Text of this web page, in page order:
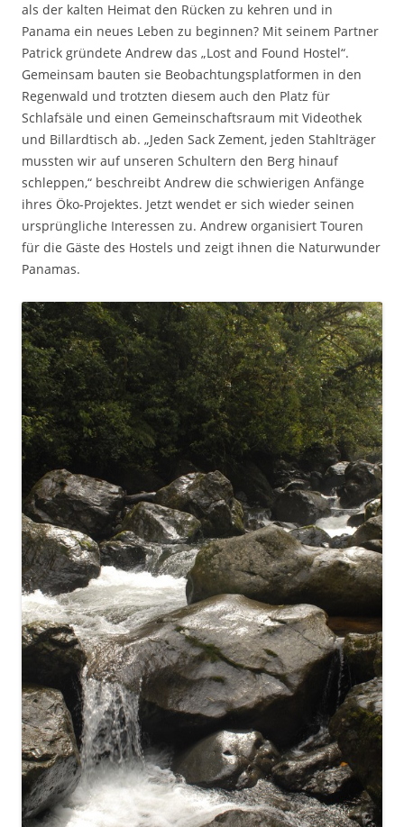
als der kalten Heimat den Rücken zu kehren und in
Panama ein neues Leben zu beginnen? Mit seinem Partner
Patrick gründete Andrew das „Lost and Found Hostel“.
Gemeinsam bauten sie Beobachtungsplatformen in den
Regenwald und trotzten diesem auch den Platz für
Schlafsäle und einen Gemeinschaftsraum mit Videothek
und Billardtisch ab. „Jeden Sack Zement, jeden Stahlträger
mussten wir auf unseren Schultern den Berg hinauf
schleppen,“ beschreibt Andrew die schwierigen Anfänge
ihres Öko-Projektes. Jetzt wendet er sich wieder seinen
ursprüngliche Interessen zu. Andrew organisiert Touren
für die Gäste des Hostels und zeigt ihnen die Naturwunder
Panamas.